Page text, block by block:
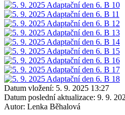
Datum vložení: 5. 9. 2025 13:27
Datum poslední aktualizace: 9. 9.
Autor: Lenka Běhalová